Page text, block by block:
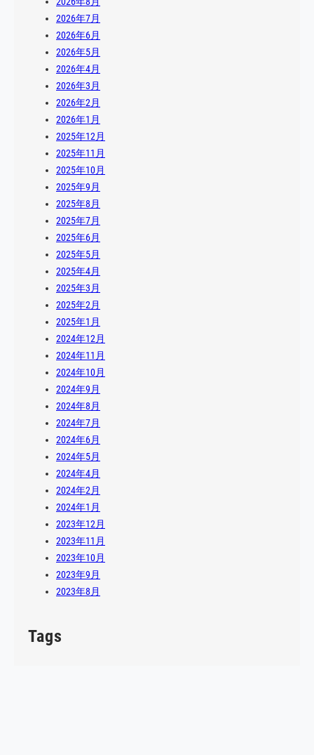
2026年7月
2026年6月
2026年5月
2026年4月
2026年3月
2026年2月
2026年1月
2025年12月
2025年11月
2025年10月
2025年9月
2025年8月
2025年7月
2025年6月
2025年5月
2025年4月
2025年3月
2025年2月
2025年1月
2024年12月
2024年11月
2024年10月
2024年9月
2024年8月
2024年7月
2024年6月
2024年5月
2024年4月
2024年2月
2024年1月
2023年12月
2023年11月
2023年10月
2023年9月
2023年8月
Tags